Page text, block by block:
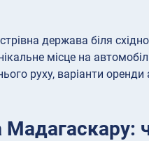
держава біля
місце на
руху, варіанти